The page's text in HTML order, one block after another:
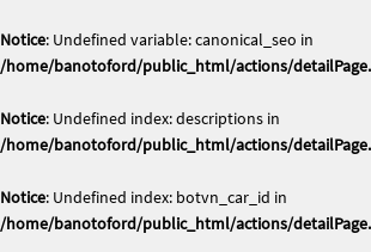
Notice: Undefined variable: canonical_seo in
/home/banotoford/public_html/actions/
Notice: Undefined index: descriptions in
/home/banotoford/public_html/actions/
Notice: Undefined index: botvn_car_id in
/home/banotoford/public_html/actions/